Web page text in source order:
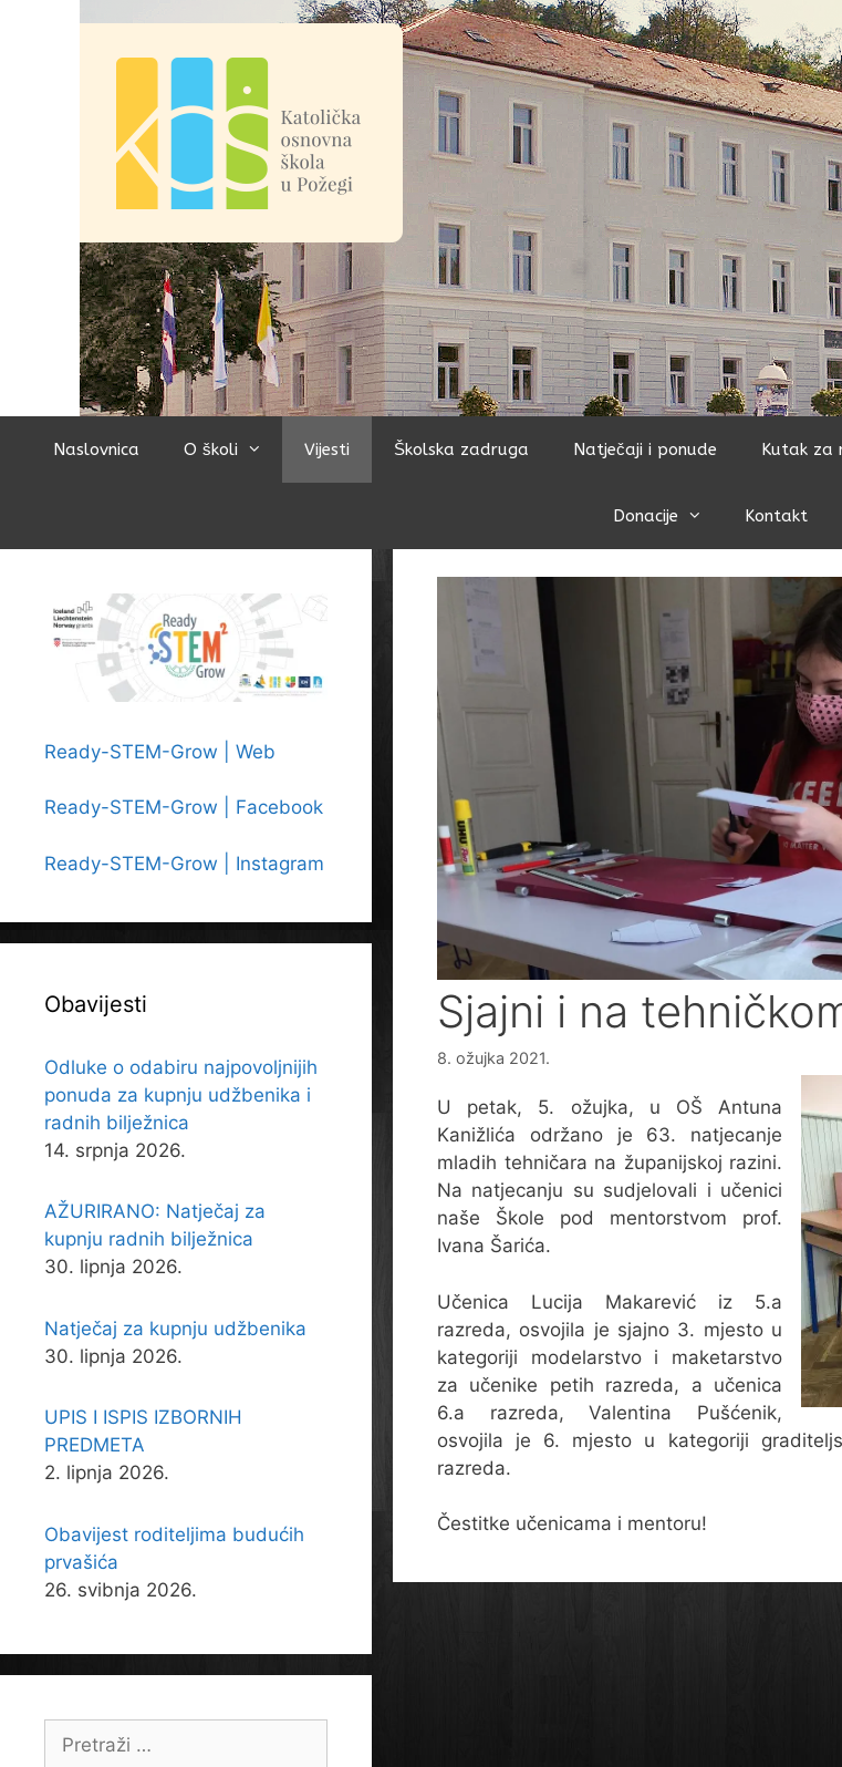
Naslovnica O školi Vijesti Školska zadruga Natječaji i ponude Kutak za
Donacije Kontakt
Sjajni i na
8. ožujka 2021.
U petak, 5. ožujka, u OŠ Antuna
Kanižlića održano je 63. natjecanje
mladih tehničara na županijskoj razini.
Na natjecanju su sudjelovali i učenici
naše Škole pod mentorstvom prof.
Ivana Šarića.
Učenica Lucija Makarević iz 5.a
razreda, osvojila je sjajno 3. mjesto u
kategoriji modelarstvo i maketarstvo
za učenike petih razreda, a učenica
6.a razreda, Valentina Pušćenik,
osvojila je 6. mjesto u kategoriji
razreda.
Čestitke učenicama i mentoru!
Ready-STEM-Grow | Web
Ready-STEM-Grow | Facebook
Ready-STEM-Grow | Instagram
Obavijesti
Odluke o odabiru najpovoljnijih
ponuda za kupnju udžbenika i
radnih bilježnica
14. srpnja 2026.
AŽURIRANO: Natječaj za
kupnju radnih bilježnica
30. lipnja 2026.
Natječaj za kupnju udžbenika
30. lipnja 2026.
UPIS I ISPIS IZBORNIH
PREDMETA
2. lipnja 2026.
Obavijest roditeljima budućih
prvašića
26. svibnja 2026.